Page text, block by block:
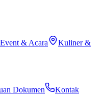
Event & Acara
Kuliner &
Dokumen
Kontak